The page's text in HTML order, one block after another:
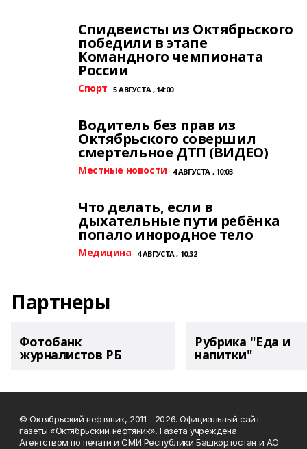
Спидвеисты из Октябрьского
победили в этапе
Командного чемпионата
России
Спорт 5 АВГУСТА , 14:00
Водитель без прав из
Октябрьского совершил
смертельное ДТП (ВИДЕО)
Местные новости 4 АВГУСТА , 10:03
Что делать, если в
дыхательные пути ребёнка
попало инородное тело
Медицина 4 АВГУСТА , 10:32
Партнеры
Фотобанк
журналистов РБ
Рубрика "Еда и
напитки"
© Октябрьский нефтяник, 2011—2026. Официальный сайт
газеты «Октябрьский нефтяник». Газета учреждена
Агентством по печати и СМИ Республики Башкортостан и АО